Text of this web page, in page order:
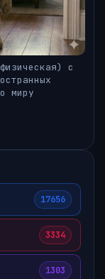
с
миру
17656
3334
1303